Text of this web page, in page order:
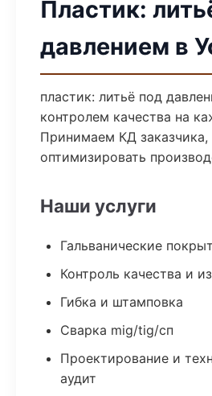
Пластик:
давлением в
пластик: литьё под
контролем качества на
Принимаем КД заказчика,
оптимизировать
Наши услуги
Гальванические
Контроль качества и
Гибка и штамповка
Сварка mig/tig/сп
Проектирование и
аудит